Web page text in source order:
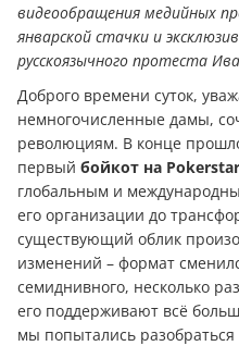
видеообращения медийных
январской стачки и
русскоязычного протеста
Доброго времени суток,
немногочисленные дамы,
революциям. В конце
первый бойкот на
глобальным и
его организации до
существующий облик
изменений – формат
семиднивного, несколько
его поддерживают всё
мы попытались